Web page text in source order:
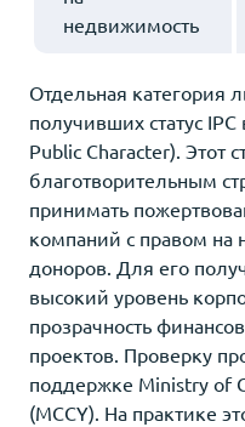
недвижимость
Отдельная категория
получивших статус
Public Character). Этот
благотворительным
принимать
компаний с правом на
доноров. Для его
высокий уровень
прозрачность
проектов. Проверку
поддержке Ministry of
(MCCY). На практике